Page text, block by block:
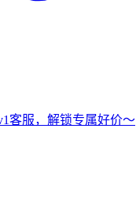
客服，解锁专属好价～